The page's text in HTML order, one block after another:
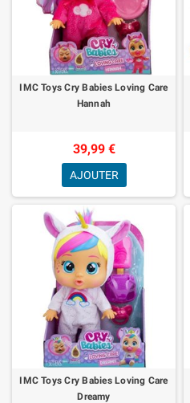
IMC Toys Cry Babies Loving Care
Hannah
39,99 €
AJOUTER
IMC Toys Cry Babies Loving Care
Dreamy